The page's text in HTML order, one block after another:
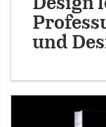
Design
und